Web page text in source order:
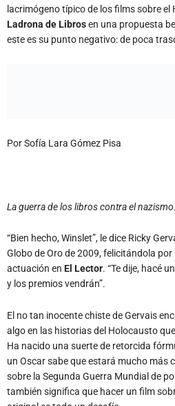
lacrimógeno típico de los films sobre
Ladrona de Librosen una propuesta
este es su punto negativo: de poca
Globo de Oro de 2009, felicitándola
y los premios vendrán”.
El no tan inocente chiste de Gervais
algo en las historias del Holocausto
un Oscar sabe que estará mucho más
sobre la Segunda Guerra Mundial de
también significa que hacer un film
original es todo un desafío.
Ladrona de Libros